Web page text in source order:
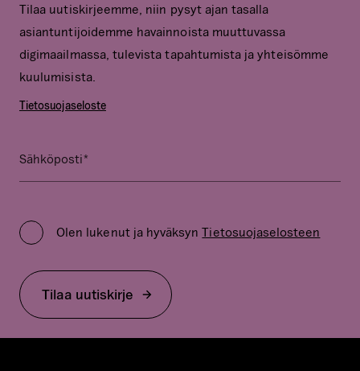
Tilaa uutiskirjeemme, niin pysyt ajan tasalla
asiantuntijoidemme havainnoista muuttuvassa
digimaailmassa, tulevista tapahtumista ja yhteisömme
kuulumisista.
Tietosuojaseloste
Sähköposti
Policy
*
Olen lukenut ja hyväksynTietosuojaselosteen
Email
ja
jättää
koskemattomaksi.
Tilaa uutiskirje